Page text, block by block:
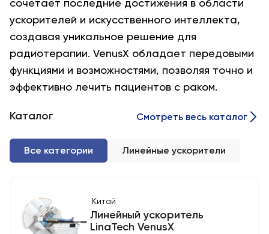
ускорителей и искусственного интеллекта,
создавая уникальное решение для
радиотерапии. VenusX обладает передовыми
функциями и возможностями, позволяя точно и
эффективно лечить пациентов с раком.
Каталог Смотреть весь каталог
Все категории Линейные ускорители
Китай
Линейный ускоритель
LinaTech VenusX